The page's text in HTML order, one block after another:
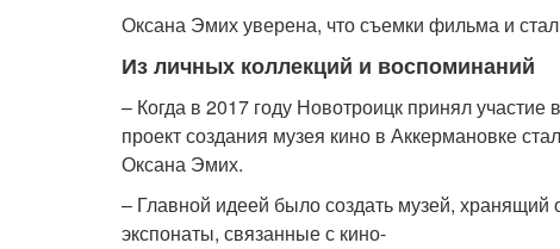
Оксана Эмих уверена, что съемки фильма и
Из личных коллекций и воспоминаний
– Когда в 2017 году Новотроицк принял
проект создания музея кино в Аккермановке
Оксана Эмих.
– Главной идеей было создать музей,
экспонаты, связанные с кино-